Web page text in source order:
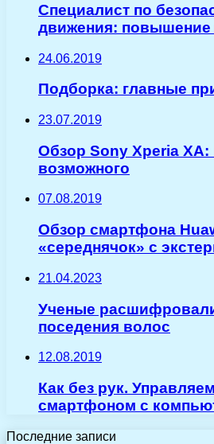
Специалист по
движения:
24.06.2019
Подборка: главные
23.07.2019
Обзор Sony Xperia XA:
возможного
07.08.2019
Обзор смартфона
«середнячок» с
21.04.2023
Ученые
поседения волос
12.08.2019
Как без рук.
смартфоном с
Последние записи